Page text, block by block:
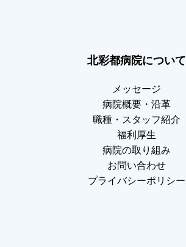
北彩都病院について
メッセージ
病院概要・沿革
職種・スタッフ紹介
福利厚生
病院の取り組み
お問い合わせ
プライバシーポリシー